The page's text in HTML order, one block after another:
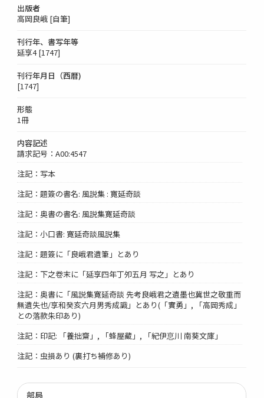
出版者
高岡良峨 [自筆]
刊行年、書写年等
延享4 [1747]
刊行年月日（西暦)
[1747]
形態
1冊
内容記述
請求記号：A00:4547
注記：写本
注記：題簽の書名: 風説集 : 寛延奇談
注記：奥書の書名: 風説集寛延奇談
注記：小口書: 寛延奇談風説集
注記：題簽に「良峨君遺筆」とあり
注記：下之卷末に「延享四年丁夘五月 写之」とあり
注記：奥書に「風説集寛延奇談 先考良峨君之遺墨也冀世之敬重而
無遺失也/享和癸亥六月男秀成識」とあり(「實勇」, 「高岡秀成」
との落款朱印あり)
注記：印記: 「養拙齋」, 「蜂屋藏」, 「紀伊恴川 南葵文庫」
注記：虫損あり (裏打ち補修あり)
部局